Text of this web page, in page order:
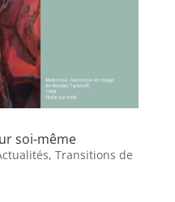
soi-même
, Transitions de